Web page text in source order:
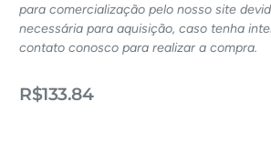
para comercialização pelo nosso site
necessária para aquisição, caso tenha
contato conosco para realizar a compra.
R$133.84